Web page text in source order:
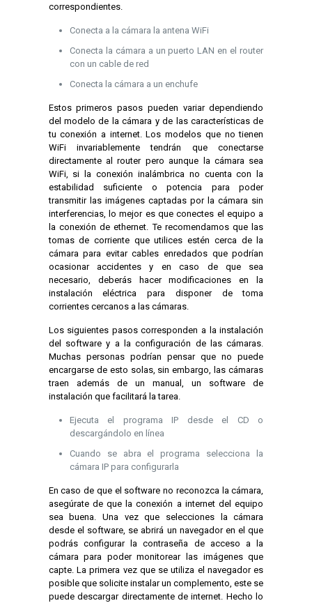
correspondientes.
Conecta a la cámara la antena WiFi
Conecta la cámara a un puerto LAN en el router
con un cable de red
Conecta la cámara a un enchufe
Estos primeros pasos pueden variar dependiendo
del modelo de la cámara y de las características de
tu conexión a internet. Los modelos que no tienen
WiFi invariablemente tendrán que conectarse
directamente al router pero aunque la cámara sea
WiFi, si la conexión inalámbrica no cuenta con la
estabilidad suficiente o potencia para poder
transmitir las imágenes captadas por la cámara sin
interferencias, lo mejor es que conectes el equipo a
la conexión de ethernet. Te recomendamos que las
tomas de corriente que utilices estén cerca de la
cámara para evitar cables enredados que podrían
ocasionar accidentes y en caso de que sea
necesario, deberás hacer modificaciones en la
instalación eléctrica para disponer de toma
corrientes cercanos a las cámaras.
Los siguientes pasos corresponden a la instalación
del software y a la configuración de las cámaras.
Muchas personas podrían pensar que no puede
encargarse de esto solas, sin embargo, las cámaras
traen además de un manual, un software de
instalación que facilitará la tarea.
Ejecuta el programa IP desde el CD o
descargándolo en línea
Cuando se abra el programa selecciona la
cámara IP para configurarla
En caso de que el software no reconozca la cámara,
asegúrate de que la conexión a internet del equipo
sea buena. Una vez que selecciones la cámara
desde el software, se abrirá un navegador en el que
podrás configurar la contraseña de acceso a la
cámara para poder monitorear las imágenes que
capte. La primera vez que se utiliza el navegador es
posible que solicite instalar un complemento, este se
puede descargar directamente de internet. Hecho lo